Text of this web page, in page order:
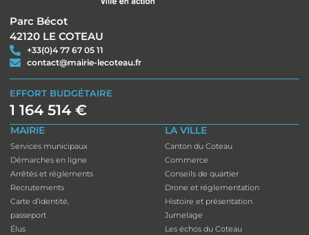
Parc Bécot
42120 LE COTEAU
+33(0)4 77 67 05 11
contact@mairie-lecoteau.fr
EFFORT BUDGÉTAIRE
1 164 514 €
MAIRIE
Services municipaux
Démarches en ligne
Arrêtés et réglements
Recrutements
Carte d’identité,
passeport
Élus
LA VILLE
Canton du Coteau
Commerce
Conseils de quartier
Drone et réglementation
Histoire et présentation
Jumelage
Les échos du Coteau